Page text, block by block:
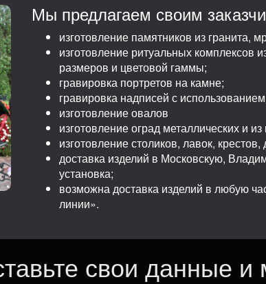
Мы предлагаем своим
изготовление памятников из гранита,
изготовление ритуальных комплексов
размеров и цветовой гаммы;
гравировка портретов на камне;
гравировка надписей с
изготовление овалов
изготовление оград металлических и
изготовление столиков, лавок, крестов,
доставка изделий в Московскую,
установка;
возможна доставка изделий в любую
линии».
свои данные